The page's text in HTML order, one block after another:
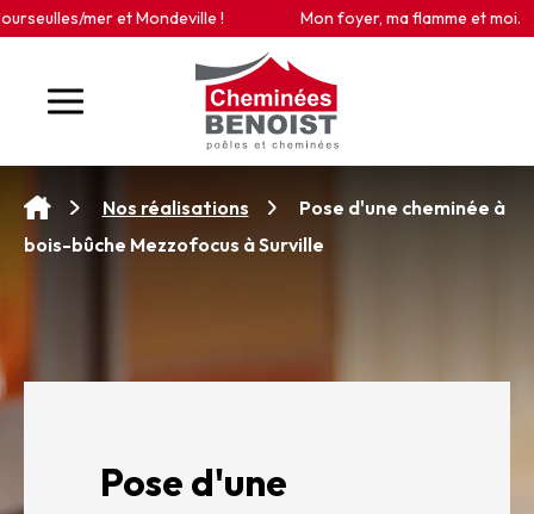
mer et Mondeville ! Mon foyer, ma flamme et moi.
Nos réalisations
Pose d'une cheminée à
bois-bûche Mezzofocus à Surville
Pose d'une
Panneau de gestion des cookies